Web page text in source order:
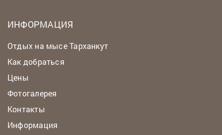
ИНФОРМАЦИЯ
Отдых на мысе Тарханкут
Как добраться
Цены
Фотогалерея
Контакты
Информация